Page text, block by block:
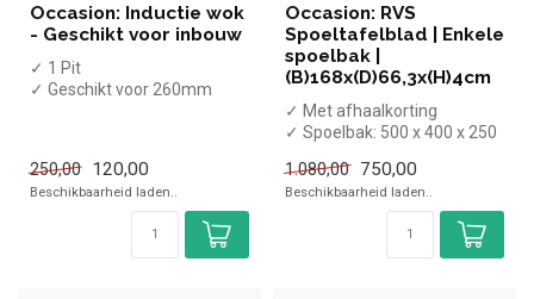
Occasion: Inductie wok
- Geschikt voor inbouw
✓ 1 Pit
✓ Geschikt voor 260mm
✓ 230 Vo...
250,00 120,00
Beschikbaarheid laden..
Occasion: RVS
Spoeltafelblad | Enkele
spoelbak |
(B)168x(D)66,3x(H)4cm
✓ Met afhaalkorting
✓ Spoelbak: 500 x 400 x 250
✓ Diameter kraangat: 32
mm
1.080,00 750,00
Beschikbaarheid laden..